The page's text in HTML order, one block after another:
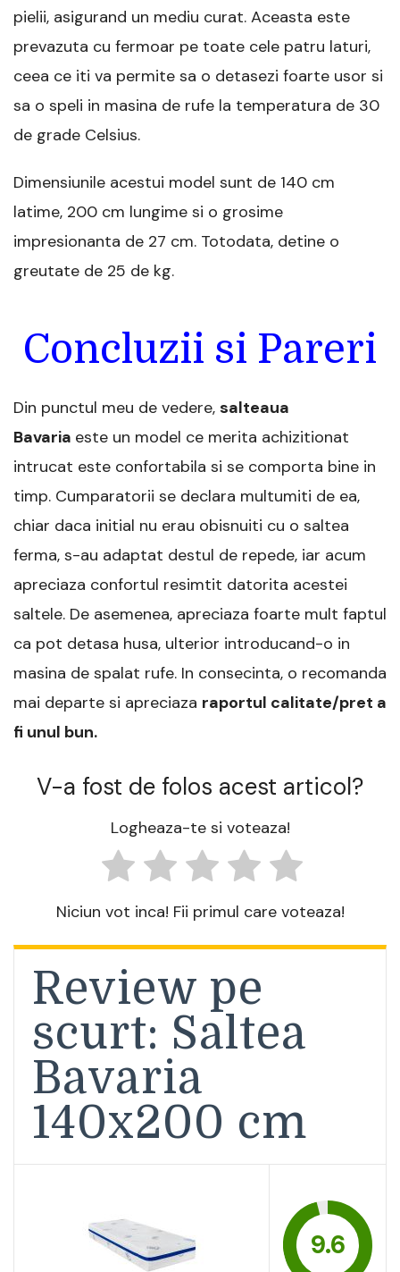
pielii, asigurand un mediu curat. Aceasta este
prevazuta cu fermoar pe toate cele patru laturi,
ceea ce iti va permite sa o detasezi foarte usor si
sa o speli in masina de rufe la temperatura de 30
de grade Celsius.
Dimensiunile acestui model sunt de 140 cm
latime, 200 cm lungime si o grosime
impresionanta de 27 cm. Totodata, detine o
greutate de 25 de kg.
Concluzii si Pareri
Din punctul meu de vedere, salteaua
Bavaria este un model ce merita achizitionat
intrucat este confortabila si se comporta bine in
timp. Cumparatorii se declara multumiti de ea,
chiar daca initial nu erau obisnuiti cu o saltea
ferma, s-au adaptat destul de repede, iar acum
apreciaza confortul resimtit datorita acestei
saltele. De asemenea, apreciaza foarte mult faptul
ca pot detasa husa, ulterior introducand-o in
masina de spalat rufe. In consecinta, o recomanda
mai departe si apreciaza raportul calitate/pret a
fi unul bun.
V-a fost de folos acest articol?
Logheaza-te si voteaza!
Niciun vot inca! Fii primul care voteaza!
Review pe
scurt: Saltea
Bavaria
140x200 cm
9.6